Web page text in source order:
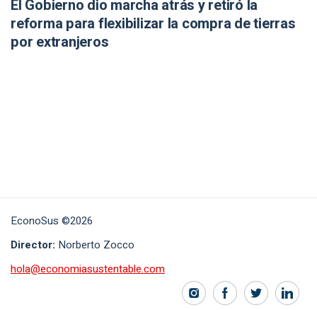
El Gobierno dio marcha atrás y retiró la
reforma para flexibilizar la compra de tierras
por extranjeros
EconoSus ©2026
Director: Norberto Zocco
hola@economiasustentable.com